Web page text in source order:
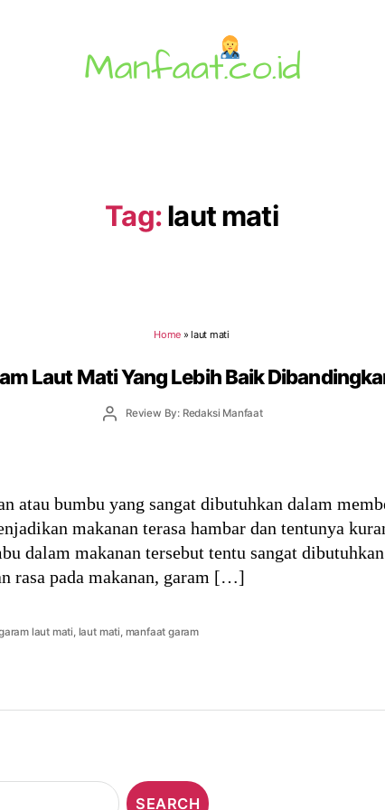
Tag:laut mati
Home »laut mati
Laut Mati Yang Lebih Baik
PostReview By: Redaksi Manfaat
atau bumbu yang sangat dibutuhkan dalam
makanan terasa hambar dan tentunya
dalam makanan tersebut tentu sangat
rasa pada makanan, garam […]
laut mati laut mati manfaat garam